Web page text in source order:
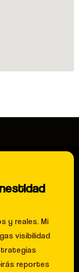
y reales. Mi
visibilidad
reportes